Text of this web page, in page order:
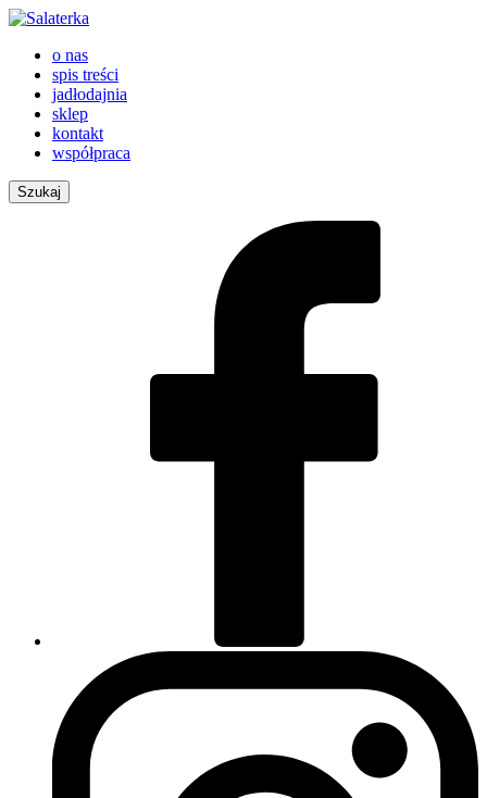
o nas
spis treści
jadłodajnia
sklep
kontakt
współpraca
Szukaj